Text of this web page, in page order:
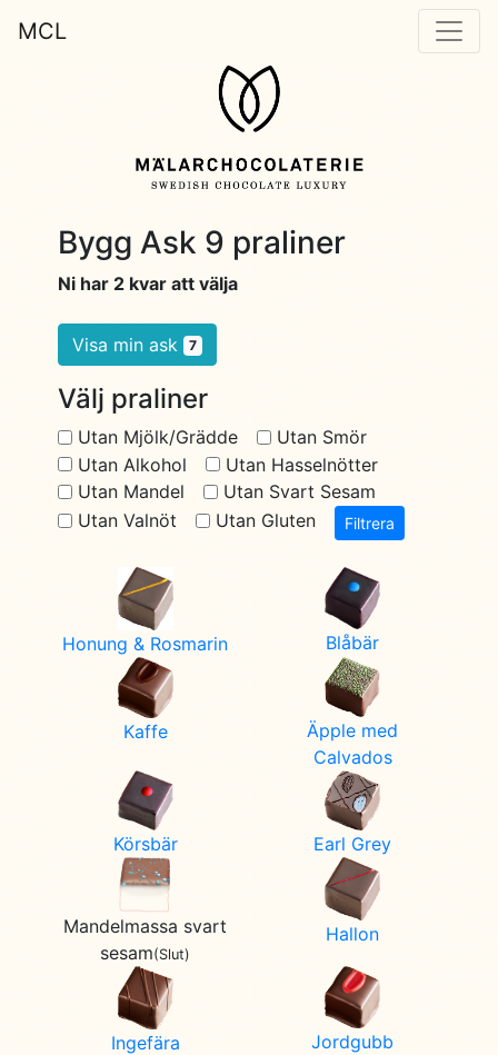
MCL
Bygg Ask 9 praliner
Ni har 2 kvar att välja
Visa min ask 7
Välj praliner
Utan Mjölk/Grädde
Utan Smör
Utan Alkohol
Utan Hasselnötter
Utan Mandel
Utan Svart Sesam
Utan Valnöt
Utan Gluten Filtrera
Honung & Rosmarin Blåbär
Kaffe
Äpple med
Calvados
Körsbär Earl Grey
Mandelmassa svart
sesam(Slut)
Hallon
Ingefära
Jordgubb